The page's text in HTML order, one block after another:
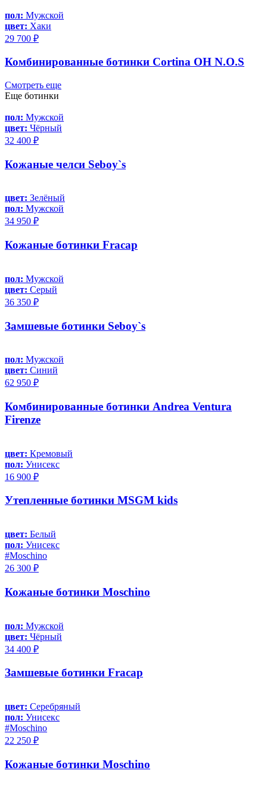
пол: Мужской
цвет: Хаки
29 700 ₽
Комбинированные ботинки Cortina OH N.O.S
Смотреть еще
Еще ботинки
пол: Мужской
цвет: Чёрный
32 400 ₽
Кожаные челси Seboy`s
цвет: Зелёный
пол: Мужской
34 950 ₽
Кожаные ботинки Fracap
пол: Мужской
цвет: Серый
36 350 ₽
Замшевые ботинки Seboy`s
пол: Мужской
цвет: Синий
62 950 ₽
Комбинированные ботинки Andrea Ventura
Firenze
цвет: Кремовый
пол: Унисекс
16 900 ₽
Утепленные ботинки MSGM kids
цвет: Белый
пол: Унисекс
#Moschino
26 300 ₽
Кожаные ботинки Moschino
пол: Мужской
цвет: Чёрный
34 400 ₽
Замшевые ботинки Fracap
цвет: Серебряный
пол: Унисекс
#Moschino
22 250 ₽
Кожаные ботинки Moschino